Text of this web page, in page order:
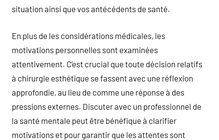
situation ainsi que vos antécédents de santé.
En plus de les considérations médicales, les
motivations personnelles sont examinées
attentivement. C’est crucial que toute décision relatifs
à chirurgie esthétique se fassent avec une réflexion
approfondie, au lieu de comme une réponse à des
pressions externes. Discuter avec un professionnel de
la santé mentale peut être bénéfique à clarifier
motivations et pour garantir que les attentes sont